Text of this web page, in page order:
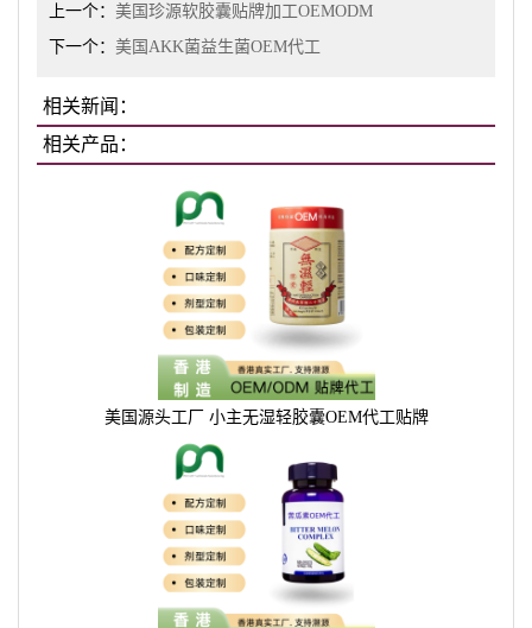
上一个： 美国珍源软胶囊贴牌加工OEMODM
下一个： 美国AKK菌益生菌OEM代工
相关新闻：
相关产品：
美国源头工厂 小主无湿轻胶囊OEM代工贴牌